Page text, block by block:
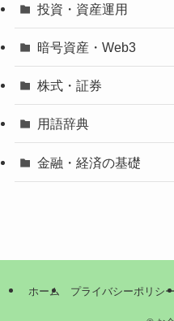
投資・資産運用
暗号資産・Web3
株式・証券
用語辞典
金融・経済の基礎
ホーム プライバシーポリシー